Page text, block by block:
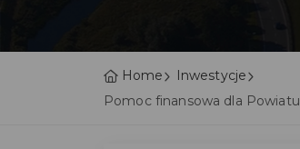
Home
Inwestycje
Pomoc finansowa dla